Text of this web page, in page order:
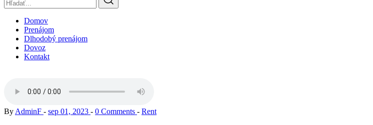
Domov
Prenájom
Dlhodobý prenájom
Dovoz
Kontakt
By AdminF sep 01, 2023 0 Comments Rent